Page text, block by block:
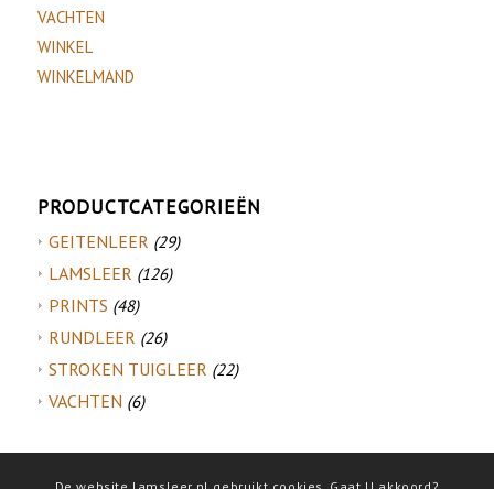
VACHTEN
WINKEL
WINKELMAND
PRODUCTCATEGORIEËN
GEITENLEER (29)
LAMSLEER (126)
PRINTS (48)
RUNDLEER (26)
STROKEN TUIGLEER (22)
VACHTEN (6)